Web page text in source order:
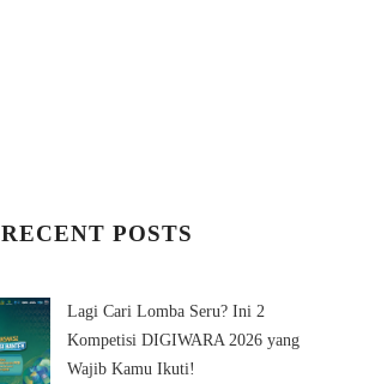
RECENT POSTS
Lagi Cari Lomba Seru? Ini 2
Kompetisi DIGIWARA 2026 yang
Wajib Kamu Ikuti!